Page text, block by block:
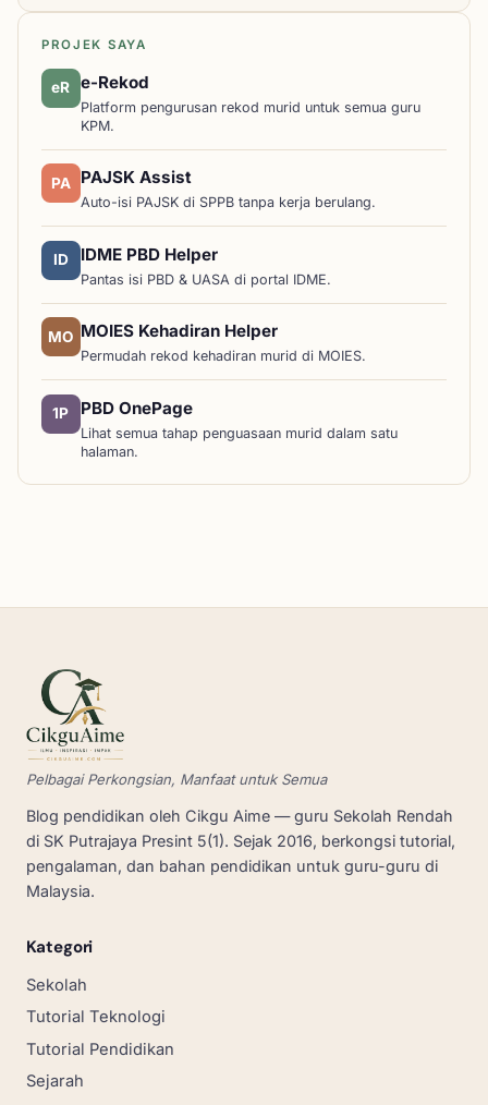
PROJEK SAYA
eR e-Rekod
Platform pengurusan rekod murid untuk semua guru
KPM.
PA PAJSK Assist
Auto-isi PAJSK di SPPB tanpa kerja berulang.
ID IDME PBD Helper
Pantas isi PBD & UASA di portal IDME.
MO MOIES Kehadiran Helper
Permudah rekod kehadiran murid di MOIES.
1P PBD OnePage
Lihat semua tahap penguasaan murid dalam satu
halaman.
Pelbagai Perkongsian, Manfaat untuk Semua
Blog pendidikan oleh Cikgu Aime — guru Sekolah Rendah
di SK Putrajaya Presint 5(1). Sejak 2016, berkongsi tutorial,
pengalaman, dan bahan pendidikan untuk guru-guru di
Malaysia.
Kategori
Sekolah
Tutorial Teknologi
Tutorial Pendidikan
Sejarah